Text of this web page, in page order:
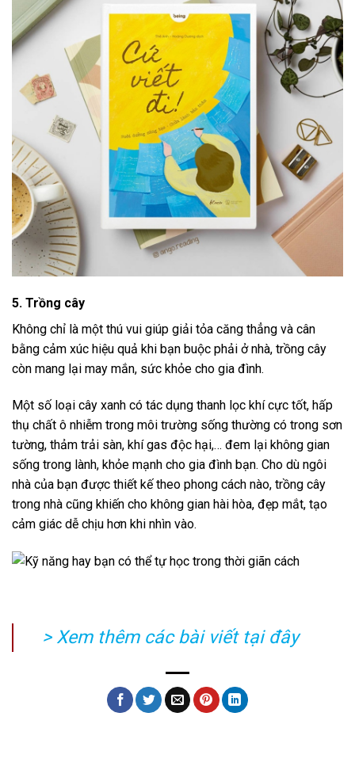
5. Trồng cây
Không chỉ là một thú vui giúp giải tỏa căng thẳng và cân
bằng cảm xúc hiệu quả khi bạn buộc phải ở nhà, trồng cây
còn mang lại may mắn, sức khỏe cho gia đình.
Một số loại cây xanh có tác dụng thanh lọc khí cực tốt, hấp
thụ chất ô nhiễm trong môi trường sống thường có trong sơn
tường, thảm trải sàn, khí gas độc hại,… đem lại không gian
sống trong lành, khỏe mạnh cho gia đình bạn. Cho dù ngôi
nhà của bạn được thiết kế theo phong cách nào, trồng cây
trong nhà cũng khiến cho không gian hài hòa, đẹp mắt, tạo
cảm giác dễ chịu hơn khi nhìn vào.
> Xem thêm các bài viếttại đây